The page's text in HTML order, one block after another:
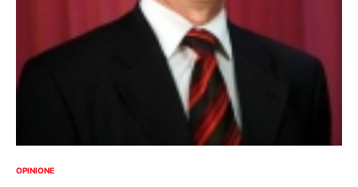
OPINIONE